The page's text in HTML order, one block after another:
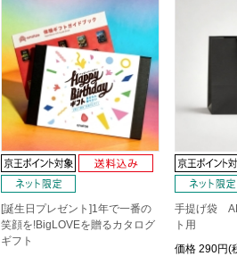
[誕生日プレゼント]1年で一番の
笑顔を!BigLOVEを贈るカタログ
ギフト
手提げ袋
ト用
価格 290円(